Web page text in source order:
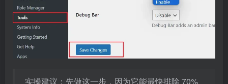
实操建议：先做这一步，因为它能最快排除 70%